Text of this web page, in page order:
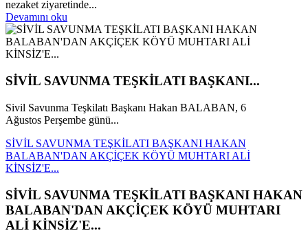
nezaket ziyaretinde...
Devamını oku
SİVİL SAVUNMA TEŞKİLATI BAŞKANI...
Sivil Savunma Teşkilatı Başkanı Hakan BALABAN, 6
Ağustos Perşembe günü...
SİVİL SAVUNMA TEŞKİLATI BAŞKANI HAKAN
BALABAN'DAN AKÇİÇEK KÖYÜ MUHTARI ALİ
KİNSİZ'E...
SİVİL SAVUNMA TEŞKİLATI BAŞKANI HAKAN
BALABAN'DAN AKÇİÇEK KÖYÜ MUHTARI
ALİ KİNSİZ'E...